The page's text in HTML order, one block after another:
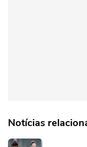
Notícias